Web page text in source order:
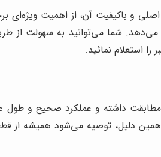
و باکیفیت آن، از اهمیت ویژه‌ای
می‌دهد. شما می‌توانید به سهولت از
استعلام نمائید.
مطابقت داشته و عملکرد صحیح و
دلیل، توصیه می‌شود همیشه از